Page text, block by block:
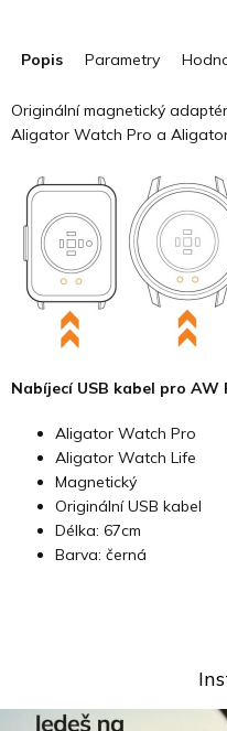
Popis Parametry
Originální magnetický
Aligator Watch Pro a
Nabíjecí USB kabel pro AW
Aligator Watch Pro
Aligator Watch Life
Magnetický
Originální USB kabel
Délka: 67cm
Barva: černá